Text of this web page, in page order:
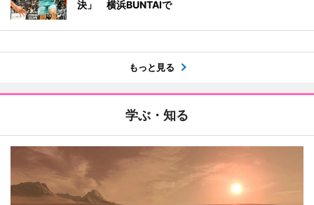
決」 横浜BUNTAIで
もっと見る
学ぶ・知る